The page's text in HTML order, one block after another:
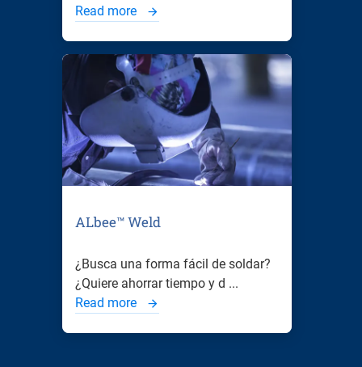
Read more
ALbee™ Weld
¿Busca una forma fácil de soldar?
¿Quiere ahorrar tiempo y d ...
Read more